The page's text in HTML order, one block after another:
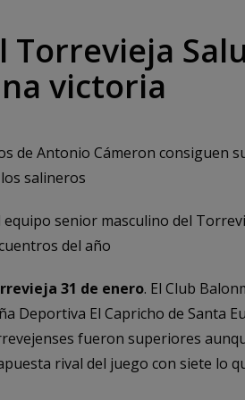
Torrevieja
victoria
de Antonio Cámeron consiguen
salineros
equipo senior masculino del
del año
31 de enero. El Club
Deportiva El Capricho de Santa
fueron superiores
rival del juego con siete lo